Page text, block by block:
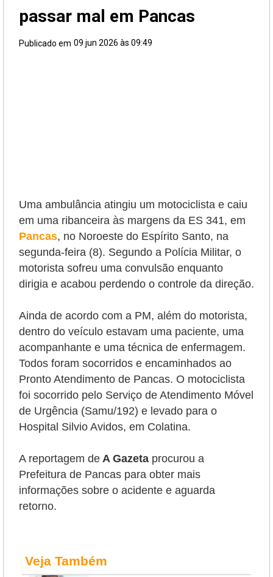
passar mal em Pancas
Publicado em 09 jun 2026 às 09:49
Uma ambulância atingiu um motociclista e caiu
em uma ribanceira às margens da ES 341, em
Pancas, no Noroeste do Espírito Santo, na
segunda-feira (8). Segundo a Polícia Militar, o
motorista sofreu uma convulsão enquanto
dirigia e acabou perdendo o controle da direção.
Ainda de acordo com a PM, além do motorista,
dentro do veículo estavam uma paciente, uma
acompanhante e uma técnica de enfermagem.
Todos foram socorridos e encaminhados ao
Pronto Atendimento de Pancas. O motociclista
foi socorrido pelo Serviço de Atendimento Móvel
de Urgência (Samu/192) e levado para o
Hospital Silvio Avidos, em Colatina.
A reportagem de A Gazeta procurou a
Prefeitura de Pancas para obter mais
informações sobre o acidente e aguarda
retorno.
Veja Também